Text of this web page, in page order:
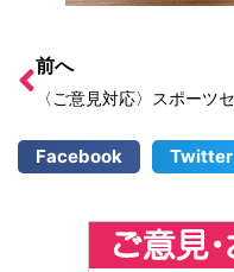
前へ
Facebook Twitter